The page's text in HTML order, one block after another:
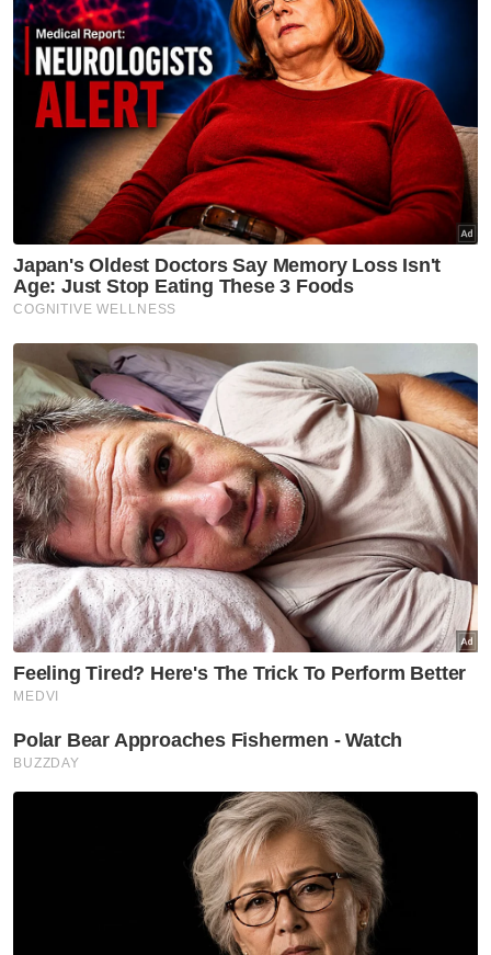
Ujarnya, hasil pemeriksaan mendapati
terdapat 2,500 anak pokok buah-buahan
ditemui di dalam kenderaan tersebut dan
disyaki mempunyai serangga perosak serta
"Pemandu juga gagal menunjukkan sebarang
dokumen berkaitan tanaman tersebut dan
disyaki diseludup dari Thailand.
"Anggaran nilai rampasan bernilai RM525,000
termasuk kenderaan dan kes disiasat bawah
Akta Kuarantin Tumbuhan 1976 (Akta167)
Seksyen 5," katanya.
Artikel Berkaitan:
RM273,500
kemas hampir RM1 juta
Pahang peruntuk insentif hampir RM1 juta hargai
Ujar beliau, kesemua suspek dan barangann
rampasan diserahkan kepada Bahagian
Biosekuriti Tumbuhan Kelantan untuk